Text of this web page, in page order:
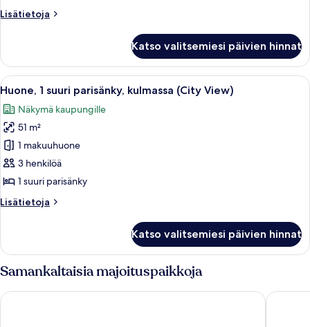
kaupunkinäköala
Lisätietoja
Lisätietoja
1
suuri
parisänky,
kaupunkinäköala
Katso valitsemiesi päivien hinnat
Avaa
kaikki
huonetyypin
Huone,
suuri
parisänky,
(City
Moderni hotellihuone, jossa on
5
Huone, 1 suuri parisänky, kulmassa (City View)
Näkymä kaupungille
51 m²
1 makuuhuone
3 henkilöä
1 suuri parisänky
Lisätietoja
Lisätietoja
suuri
parisänky,
kulmassa
View)
Katso valitsemiesi päivien hinnat
Samankaltaisia majoituspaikkoja
InterContinental Los Angeles Downtown by IHG JW